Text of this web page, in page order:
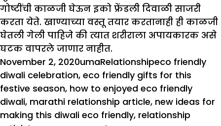
गोष्टींची काळजी घेऊन इको फ्रेंडली दिवाळी साजरी
करता येते. खाण्याच्या वस्तू तयार करतानाही ही काळजी
घेतली गेली पाहिजे की त्यात शरीराला अपायकारक असे
घटक वापरले जाणार नाहीत.
Posted
on
November 2, 2020Author
umaCategories
RelationshipTags
eco friendly
diwali celebration, eco friendly gifts for this
festive season, how to enjoyed eco friendly
diwali, marathi relationship article, new ideas for
making this diwali eco friendly, relationship